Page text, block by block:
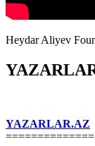
Heydar Aliyev
YAZARLAR.AZ